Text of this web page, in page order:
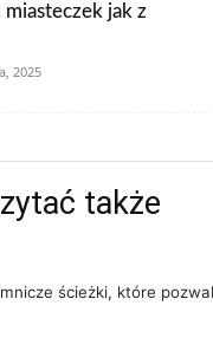
jak z
2025
także
ścieżki, które